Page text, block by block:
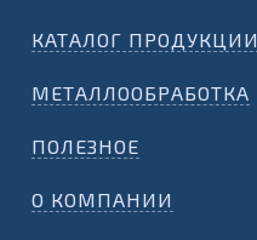
КАТАЛОГ ПРОДУКЦИИ
МЕТАЛЛООБРАБОТКА
ПОЛЕЗНОЕ
О КОМПАНИИ